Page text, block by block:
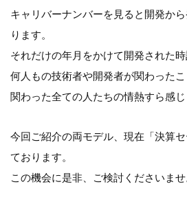
キャリバーナンバーを見ると開発か
ります。
それだけの年月をかけて開発された時
何人もの技術者や開発者が関わったこ
関わった全ての人たちの情熱すら感じ
今回ご紹介の両モデル、現在「決算
ております。
この機会に是非、ご検討くださいませ